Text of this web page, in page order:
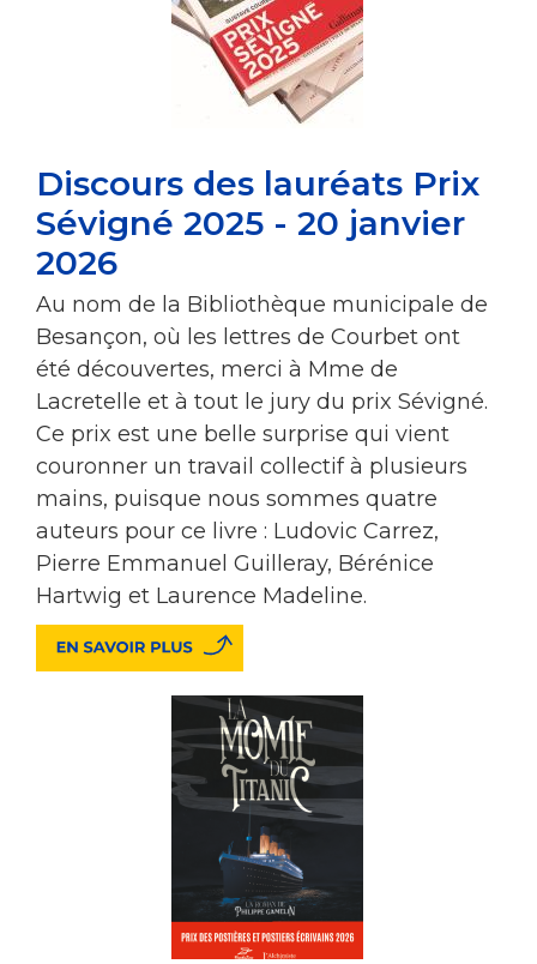
Discours des lauréats Prix
Sévigné 2025 - 20 janvier
2026
Au nom de la Bibliothèque municipale de
Besançon, où les lettres de Courbet ont
été découvertes, merci à Mme de
Lacretelle et à tout le jury du prix Sévigné.
Ce prix est une belle surprise qui vient
couronner un travail collectif à plusieurs
mains, puisque nous sommes quatre
auteurs pour ce livre : Ludovic Carrez,
Pierre Emmanuel Guilleray, Bérénice
Hartwig et Laurence Madeline.